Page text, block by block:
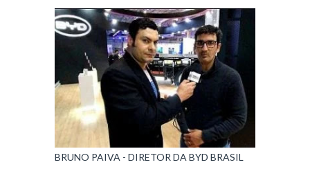
BRUNO PAIVA - DIRETOR DA BYD BRASIL